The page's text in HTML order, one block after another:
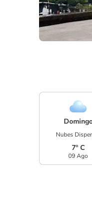
Nubes
7° C
09 Ago